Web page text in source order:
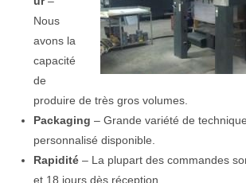
Nous
avons la
capacité
de
produire de très gros volumes.
Packaging – Grande variété de
personnalisé disponible.
Rapidité – La plupart des commandes
et 18 jours dès réception